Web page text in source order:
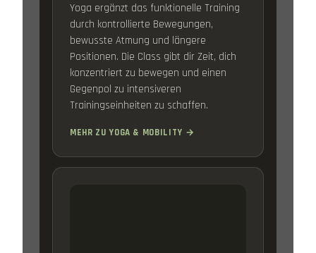
Yoga ergänzt das funktionelle Training
durch kontrollierte Bewegungen,
bewusste Atmung und längere
Positionen. Die Class gibt dir Zeit, dich
konzentriert zu bewegen und einen
Gegenpol zu intensiveren
Trainingseinheiten zu schaffen.
MEHR ZU YOGA & MOBILITY →